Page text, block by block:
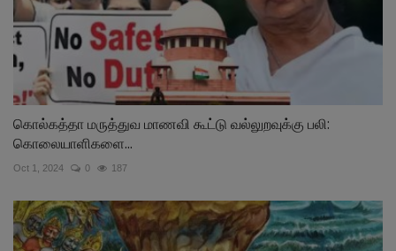
கொல்கத்தா மருத்துவ மாணவி கூட்டு வல்லுறவுக்கு பலி:
கொலையாளிகளை...
Oct 1, 2024 0 187